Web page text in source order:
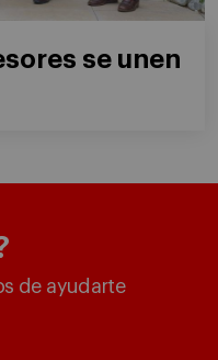
se unen
de ayudarte